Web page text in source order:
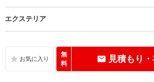
エクステリア
無
料
見積もり